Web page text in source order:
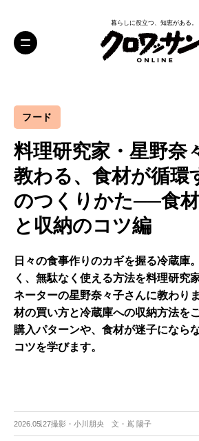
暮らしに役立つ、知恵がある。
フード
料理研究家・星野奈
教わる、食材が循環
のつくりかた──食
と収納のコツ編
日々の食事作りのカギを握る冷蔵庫
く、無駄なく使える方法を料理研究
ネーターの星野奈々子さんに教わり
材の買い方と冷蔵庫への収納方法を
購入パターンや、食材が迷子になら
コツを学びます。
2026.05.27撮影・小川朋央 文・嶌 陽子